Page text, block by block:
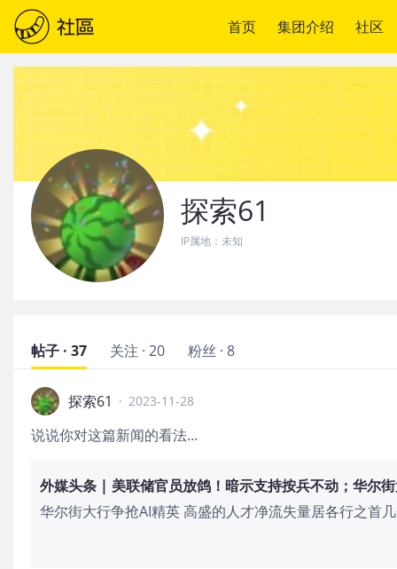
首页 集团介绍 社区
探索61
IP属地： 未知
帖子 · 37 关注 · 20 粉丝 · 8
探索61 · 2023-11-28
说说你对这篇新闻的看法...
华尔街大行争抢AI精英 高盛的人才净流失量居各行之首